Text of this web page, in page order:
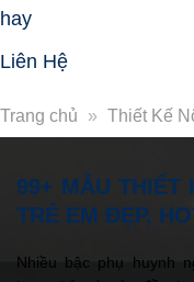
hay
Liên Hệ
Trang chủ » Thiết Kế
99+ MẪU THIẾT
TRẺ EM ĐẸP,
Nhiều bậc phụ huynh